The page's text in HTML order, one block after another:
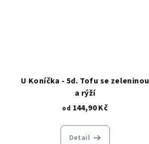
U Koníčka - 5d. Tofu se zeleninou
a rýží
od 144,90 Kč
Detail